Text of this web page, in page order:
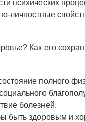
психических
Как его
полного
болезней.
быть здоровым и